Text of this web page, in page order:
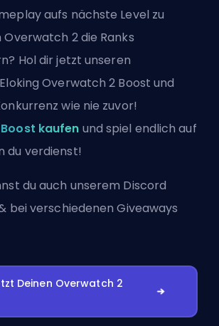
aufs nächste Level zu
Overwatch 2 die Ranks
Hol dir jetzt unseren
Overwatch 2 Boost und
wie nie zuvor!
kaufen und spiel endlich auf
du verdienst!
du auch unserem Discord
bei verschiedenen Giveaways
Deinen Overwatch 2